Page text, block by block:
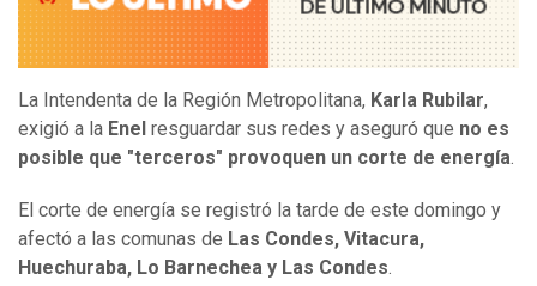
La Intendenta de la Región Metropolitana, Karla Rubilar,
exigió a la Enel resguardar sus redes y aseguró que no es
posible que "terceros" provoquen un corte de energía.
El corte de energía se registró la tarde de este domingo y
afectó a las comunas de Las Condes, Vitacura,
Huechuraba, Lo Barnechea y Las Condes.